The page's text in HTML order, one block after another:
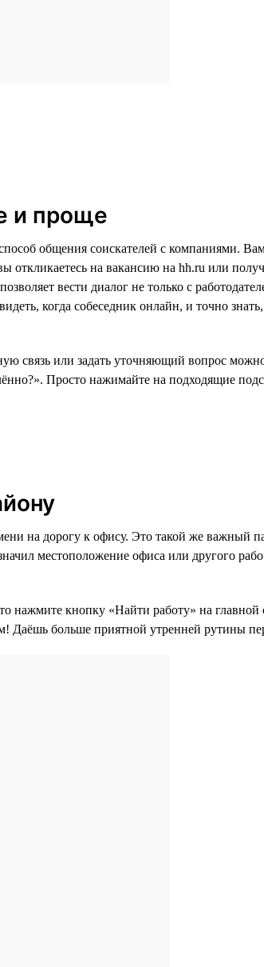
и проще
общения соискателей с компаниями.
на вакансию на hh.ru или
вести диалог не только с
когда собеседник онлайн, и точно
связь или задать уточняющий вопрос
Просто нажимайте на подходящие
на дорогу к офису. Это такой же важный
местоположение офиса или другого
кнопку «Найти работу» на главной
больше приятной утренней рутины